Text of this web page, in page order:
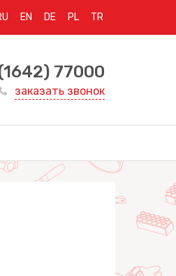
EN DE PL TR
77000
заказать звонок